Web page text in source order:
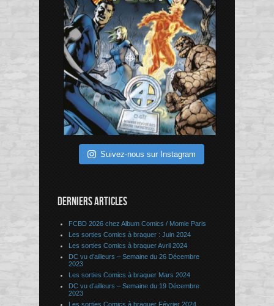
Suivez-nous sur Instagram
DERNIERS ARTICLES
FCBD 2026 chez Album Comics / Momie Paris
Les sorties Comics à braquer : Juin 2024
Les sorties Comics à braquer Avril 2024
DC vu d’ailleurs – Semaine du 26 Décembre
2023
Les sorties Comics à braquer Mars 2024
DC vu d’ailleurs – Semaine du 19 Décembre
2023
Les sorties Comics à braquer Février 2024